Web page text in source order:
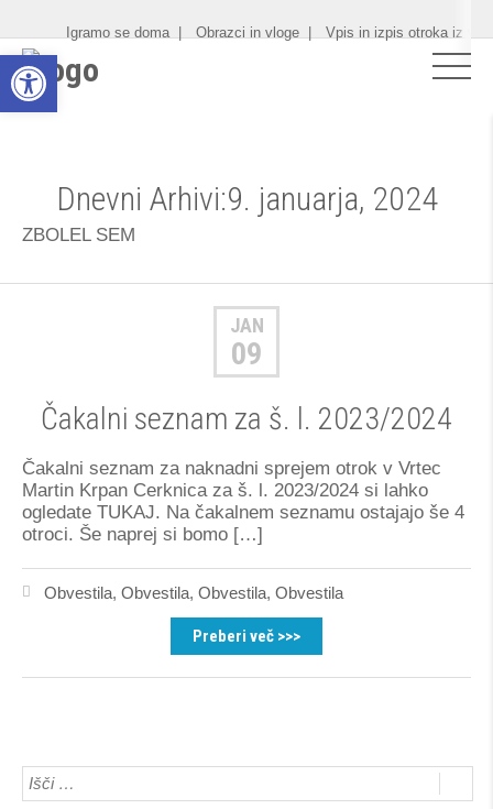
Igramo se doma Obrazci in vloge Vpis in izpis otroka iz
Dnevni Arhivi:9. januarja, 2024
ZBOLEL SEM
JAN
09
Čakalni seznam za š. l. 2023/2024
Čakalni seznam za naknadni sprejem otrok v Vrtec
Martin Krpan Cerknica za š. l. 2023/2024 si lahko
ogledate TUKAJ. Na čakalnem seznamu ostajajo še 4
otroci. Še naprej si bomo […]
Obvestila, Obvestila, Obvestila, Obvestila
Preberi več >>>
Open toolbar